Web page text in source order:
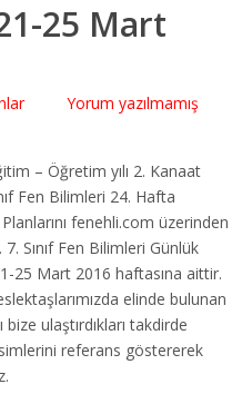
25 Mart
Yorum yazılmamış
– Öğretim yılı 2. Kanaat
Fen Bilimleri 24. Hafta
fenehli.com üzerinden
Sınıf Fen Bilimleri Günlük
25 Mart 2016 haftasına aittir.
elinde bulunan
bize ulaştırdıkları takdirde
referans göstererek